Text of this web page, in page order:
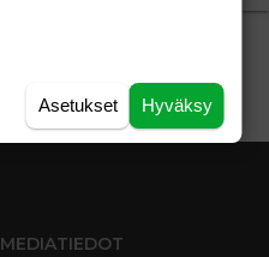
MEDIATIEDOT
Hyväksy
Asetukset